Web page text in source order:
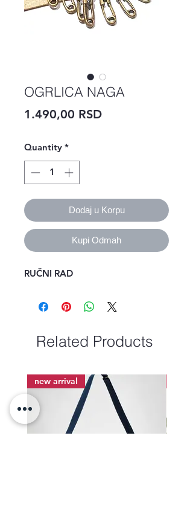
OGRLICA NAGA
1.490,00 RSDPrice
Quantity *
Dodaj u Korpu
Kupi Odmah
RUČNI RAD
Related Products
new arrival